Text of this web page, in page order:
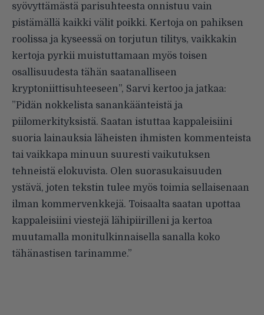
syövyttämästä parisuhteesta onnistuu vain
pistämällä kaikki välit poikki. Kertoja on pahiksen
roolissa ja kyseessä on torjutun tilitys, vaikkakin
kertoja pyrkii muistuttamaan myös toisen
osallisuudesta tähän saatanalliseen
kryptoniittisuhteeseen”, Sarvi kertoo ja jatkaa:
”Pidän nokkelista sanankäänteistä ja
piilomerkityksistä. Saatan istuttaa kappaleisiini
suoria lainauksia läheisten ihmisten kommenteista
tai vaikkapa minuun suuresti vaikutuksen
tehneistä elokuvista. Olen suorasukaisuuden
ystävä, joten tekstin tulee myös toimia sellaisenaan
ilman kommervenkkejä. Toisaalta saatan upottaa
kappaleisiini viestejä lähipiirilleni ja kertoa
muutamalla monitulkinnaisella sanalla koko
tähänastisen tarinamme.”